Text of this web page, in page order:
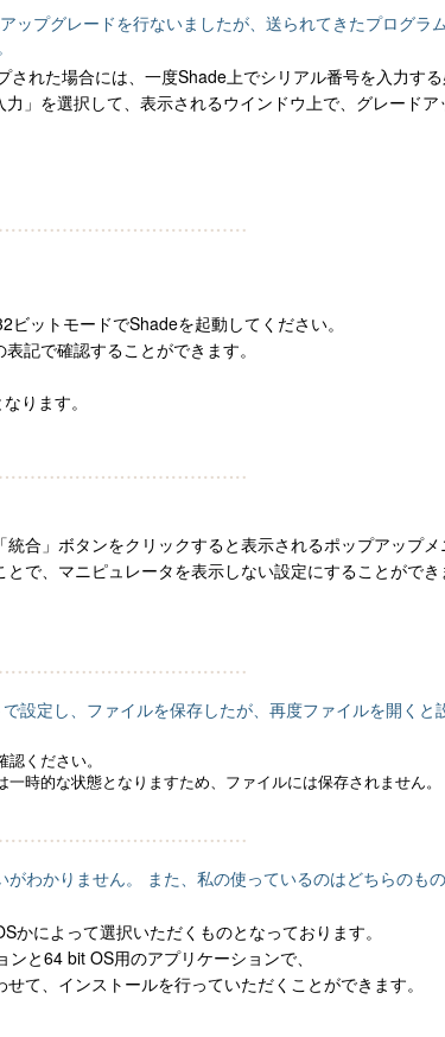
プグレードを行ないましたが、送られてきたプログラ
れた場合には、一度Shade上でシリアル番号を入力する
」を選択して、表示されるウインドウ上で、グレード
ットモードでShadeを起動してください。
記で確認することができます。
ります。
合」ボタンをクリックすると表示されるポップアップ
で、マニピュレータを表示しない設定にすることができ
設定し、ファイルを保存したが、再度ファイルを開くと
ください。
時的な状態となりますため、ファイルには保存されません。
わかりません。 また、私の使っているのはどちらのも
によって選択いただくものとなっております。
と64 bit OS用のアプリケーションで、
て、インストールを行っていただくことができます。